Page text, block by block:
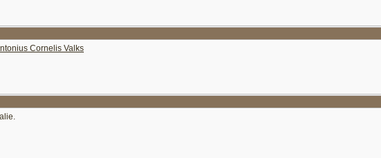
Cornelis Valks